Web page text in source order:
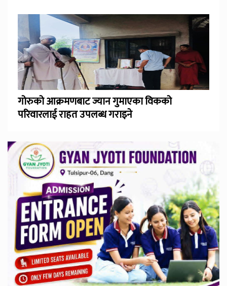
गोरुको आक्रमणबाट ज्यान गुमाएका विकको
परिवारलाई राहत उपलब्ध गराइने